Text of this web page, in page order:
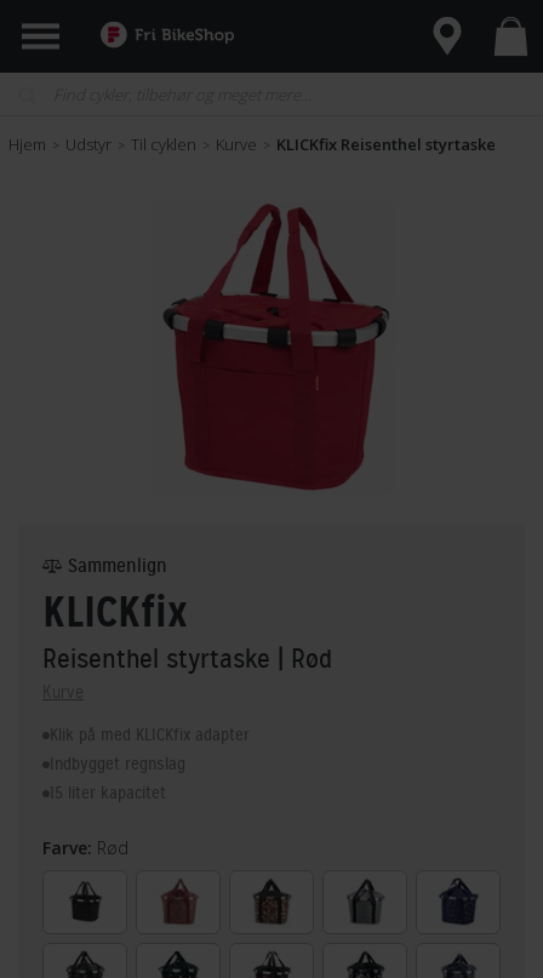
Hjem > Udstyr > Til cyklen > Kurve > KLICKfix Reisenthel styrtaske
KLICKfix
Reisenthel styrtaske | Rød
Kurve
Klik på med KLICKfix adapter
Indbygget regnslag
15 liter kapacitet
Sammenlign
Farve: Rød